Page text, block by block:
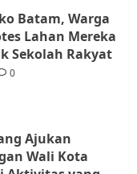
Batam, Warga
Lahan Mereka
Sekolah Rakyat
0
Ajukan
Wali Kota